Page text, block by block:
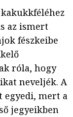
az ismert
fészkeibe
róla, hogy
neveljék. A
egyedi, mert a
jegyeikben